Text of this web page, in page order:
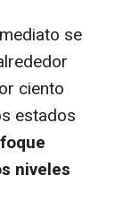
se
ciento
estados
niveles